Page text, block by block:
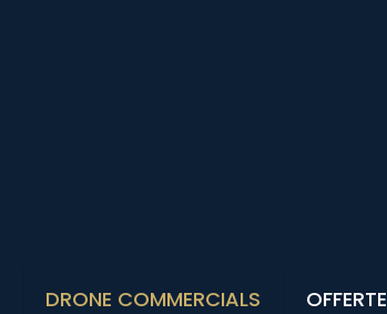
DRONE COMMERCIALS OFFERTE